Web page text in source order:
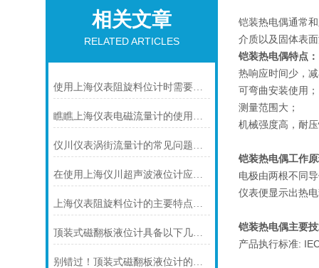
相关文章
RELATED ARTICLES
使用上海仪表阻旋料位计时需要注意的一些事项
瞧瞧上海仪表电磁流量计的使用注意事项
仪川仪表涡街流量计的常见问题及解决方法如下
在使用上海仪川超声波液位计应注间的现场条件
上海仪表阻旋料位计的主要特点可归纳如下
顶装式磁翻板液位计具备以下几大主要特点
别错过！顶装式磁翻板液位计的适用版图，一文解锁核心场景
铠装热电偶通常
介质以及固体表
铠装热电偶特点：
热响应时间少，
可弯曲安装使用；
测量范围大；
机械强度高，耐
铠装热电偶工作
电极由两根不同
仪表便显示出热
铠装热电偶主要
产品执行标准: